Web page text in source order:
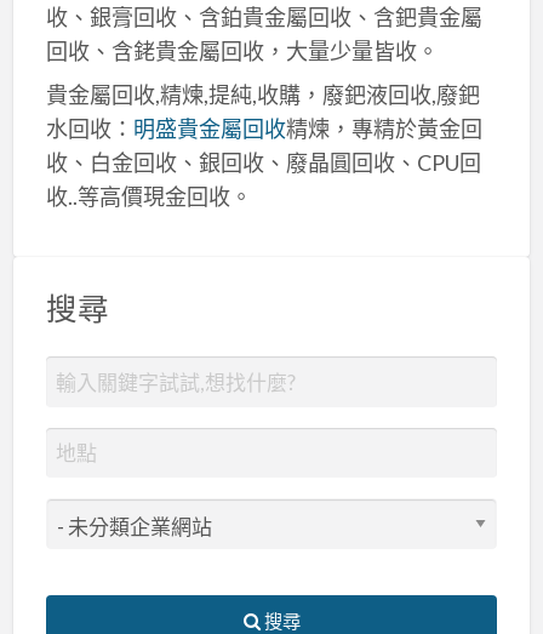
收、銀膏回收、含鉑貴金屬回收、含鈀貴金屬
回收、含銠貴金屬回收，大量少量皆收。
貴金屬回收,精煉,提純,收購，廢鈀液回收,廢鈀
水回收： 明盛貴金屬回收精煉，專精於黃金回
收、白金回收、銀回收、廢晶圓回收、CPU回
收..等高價現金回收。
搜尋
搜尋